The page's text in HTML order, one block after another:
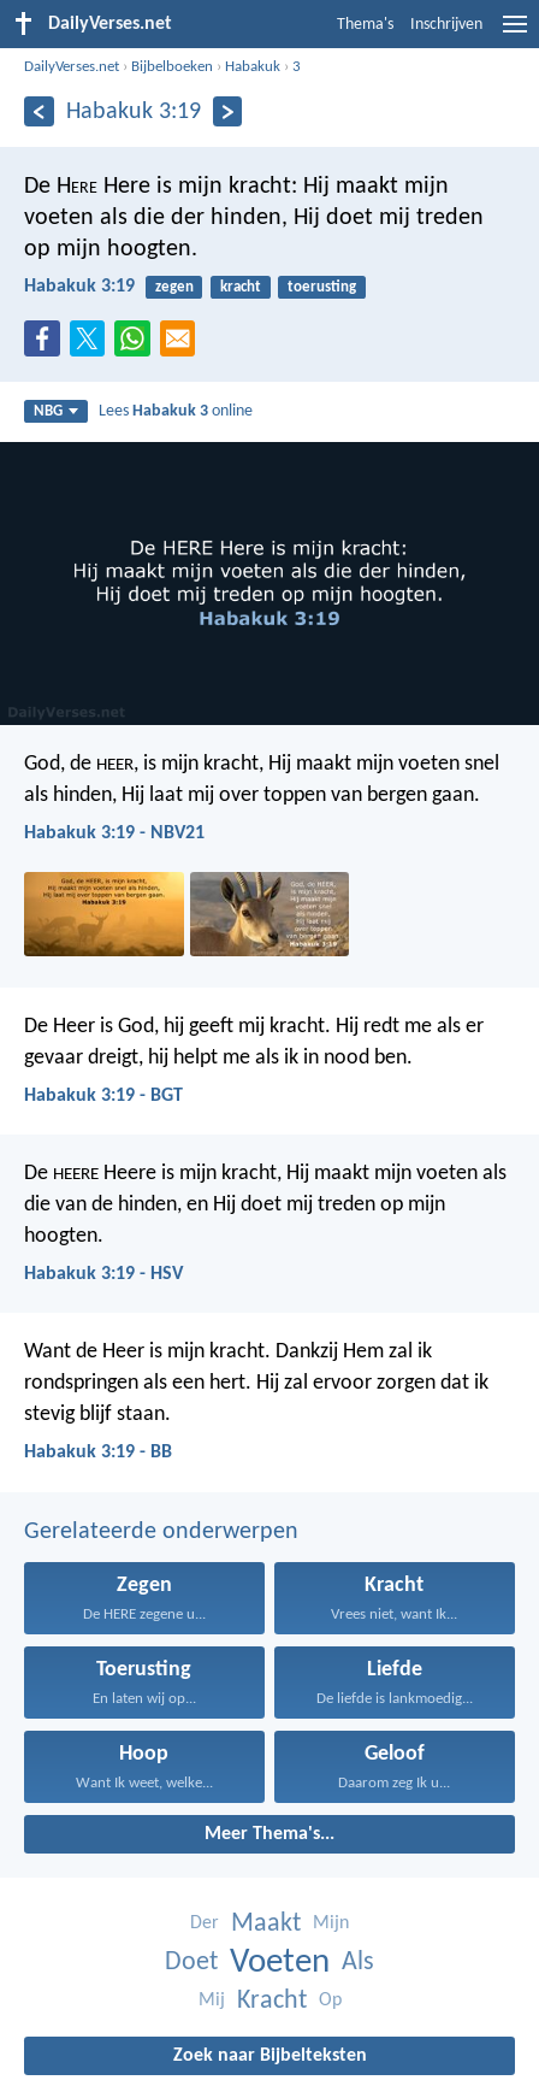
DailyVerses.net Thema's Inschrijven
DailyVerses.net › Bijbelboeken › Habakuk ›3
Habakuk 3:19
De Here Here is mijn kracht: Hij maakt mijn
voeten als die der hinden, Hij doet mij treden
op mijn hoogten.
Habakuk 3:19 zegen kracht toerusting
NBG LeesHabakuk 3 online
God, de HEER, is mijn kracht, Hij maakt mijn voeten snel
als hinden, Hij laat mij over toppen van bergen gaan.
Habakuk 3:19 - NBV21
De Heer is God, hij geeft mij kracht. Hij redt me als er
gevaar dreigt, hij helpt me als ik in nood ben.
Habakuk 3:19 - BGT
De HEERE Heere is mijn kracht, Hij maakt mijn voeten als
die van de hinden, en Hij doet mij treden op mijn
hoogten.
Habakuk 3:19 - HSV
Want de Heer is mijn kracht. Dankzij Hem zal ik
rondspringen als een hert. Hij zal ervoor zorgen dat ik
stevig blijf staan.
Habakuk 3:19 - BB
Gerelateerde onderwerpen
Zegen
De HERE zegene u...
Kracht
Vrees niet, want Ik...
Toerusting
En laten wij op...
Liefde
De liefde is lankmoedig...
Hoop
Want Ik weet, welke...
Geloof
Daarom zeg Ik u...
Meer Thema's...
Der Maakt Mijn
Doet Voeten Als
Mij Kracht Op
Zoek naar Bijbelteksten